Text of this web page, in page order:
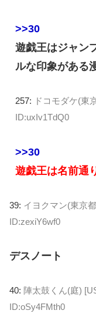
>>30
遊戯王はジャン
ルな印象がある
257: ドコモダケ(東
ID:uxIv1TdQ0
>>30
遊戯王は名前通
39: イヨクマン(東京
ID:zexiY6wf0
デスノート
40: 陣太鼓くん(庭)
ID:oSy4FMth0